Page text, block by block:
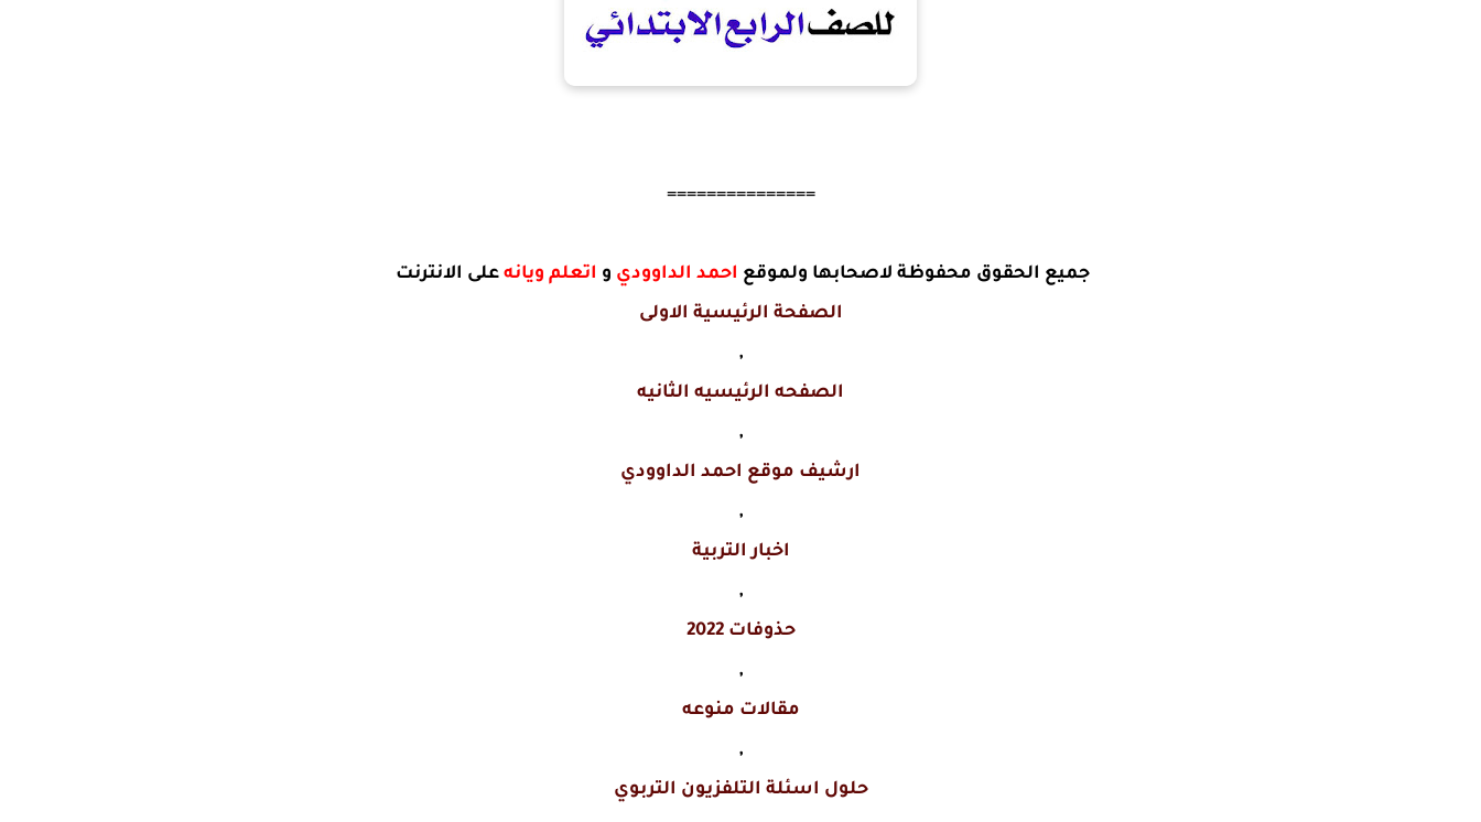
===============
جميع الحقوق محفوظة لاصحابها ولموقع احمد الداوودي و اتعلم ويانه على الانترنت
الصفحة الرئيسية الاولى
,
الصفحه الرئيسيه الثانيه
,
ارشيف موقع احمد الداوودي
,
اخبار التربية
,
حذوفات 2022
,
مقالات منوعه
,
حلول اسئلة التلفزيون التربوي